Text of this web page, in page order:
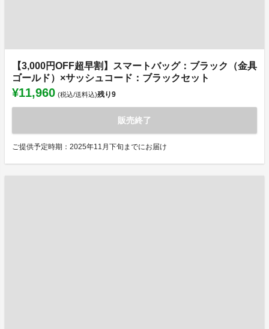
【3,000円OFF超早割】スマートバッグ：ブラック（金具
ゴールド）×サッシュコード：ブラックセット
¥11,960 (税込/送料込)残り9
販売終了
ご提供予定時期：2025年11月下旬までにお届け